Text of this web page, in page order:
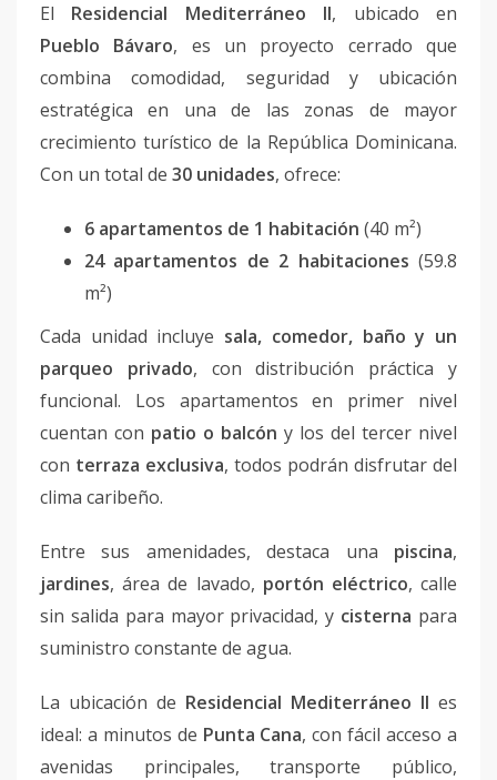
El Residencial Mediterráneo II, ubicado en
Pueblo Bávaro, es un proyecto cerrado que
combina comodidad, seguridad y ubicación
estratégica en una de las zonas de mayor
crecimiento turístico de la República Dominicana.
Con un total de 30 unidades, ofrece:
6 apartamentos de 1 habitación (40 m²)
24 apartamentos de 2 habitaciones (59.8
m²)
Cada unidad incluye sala, comedor, baño y un
parqueo privado, con distribución práctica y
funcional. Los apartamentos en primer nivel
cuentan con patio o balcón y los del tercer nivel
con terraza exclusiva, todos podrán disfrutar del
clima caribeño.
Entre sus amenidades, destaca una piscina,
jardines, área de lavado, portón eléctrico, calle
sin salida para mayor privacidad, y cisterna para
suministro constante de agua.
La ubicación de Residencial Mediterráneo II es
ideal: a minutos de Punta Cana, con fácil acceso a
avenidas principales, transporte público,